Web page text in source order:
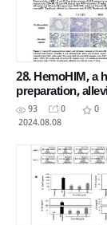
28. HemoHIM, a
preparation,
inflammation
cigarette smoke
93 0
0
2024.08.08